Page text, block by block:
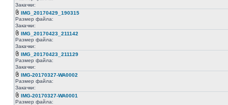
Закачки:
IMG_20170429_190315
Размер файла:
Закачки:
IMG_20170423_211142
Размер файла:
Закачки:
IMG_20170423_211129
Размер файла:
Закачки:
IMG-20170327-WA0002
Размер файла:
Закачки:
IMG-20170327-WA0001
Размер файла: